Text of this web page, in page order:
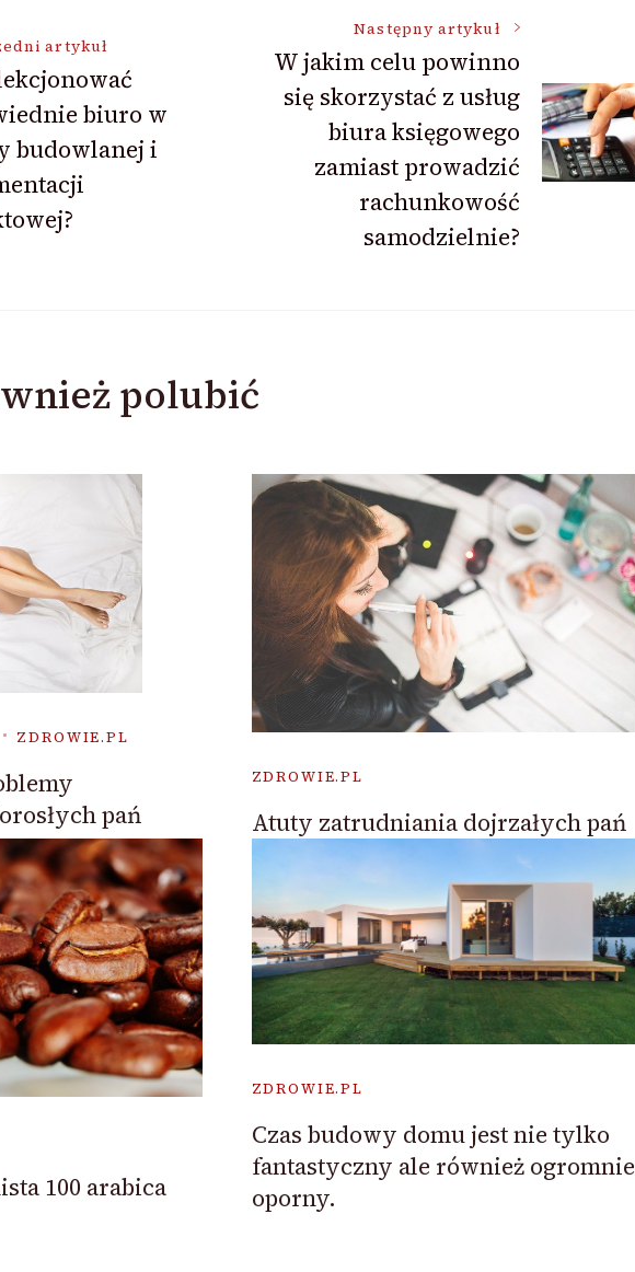
artykuł
biuro w
budowlanej i
Następny artykuł
W jakim celu powinno
się skorzystać z usług
biura księgowego
zamiast prowadzić
rachunkowość
samodzielnie?
polubić
ZDROWIE.PL
pań
ZDROWIE.PL
Atuty zatrudniania dojrzałych pań
100 arabica
ZDROWIE.PL
Czas budowy domu jest nie tylko
fantastyczny ale również ogromnie
oporny.